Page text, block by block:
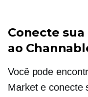
Conecte
ao
Você pode
Market e conecte